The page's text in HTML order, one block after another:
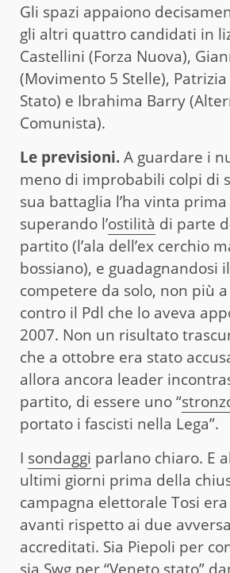
Gli spazi appaiono
gli altri quattro candidati in
Castellini (Forza Nuova),
(Movimento 5 Stelle),
Stato) e Ibrahima Barry
Comunista).
Le previsioni.A guardare i
meno di improbabili colpi di
sua battaglia l’ha vinta
superando l’ostilità di parte
partito (l’ala dell’ex cerchio
bossiano), e guadagnandosi
competere da solo, non più
contro il Pdl che lo aveva
2007. Non un risultato
che a ottobre era stato
allora ancora leader
partito, di essere uno “
portato i fascisti nella Lega”.
I sondaggi parlano chiaro. E
ultimi giorni prima della
campagna elettorale Tosi
avanti rispetto ai due
accreditati. Sia Piepoli per